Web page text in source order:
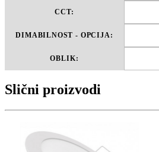
CCT:
DIMABILNOST - OPCIJA:
OBLIK:
Slični proizvodi